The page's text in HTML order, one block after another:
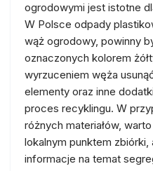
ogrodowymi jest istotne
W Polsce odpady
wąż ogrodowy, powinny
oznaczonych kolorem
wyrzuceniem węża
elementy oraz inne
proces recyklingu. W
różnych materiałów,
lokalnym punktem zbiórki,
informacje na temat